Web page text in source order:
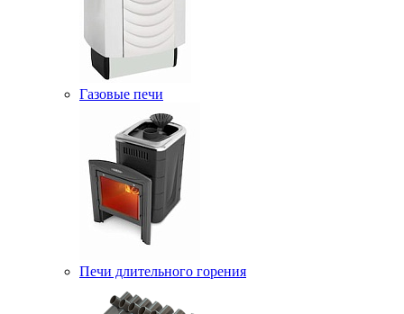
Газовые печи
Печи длительного горения